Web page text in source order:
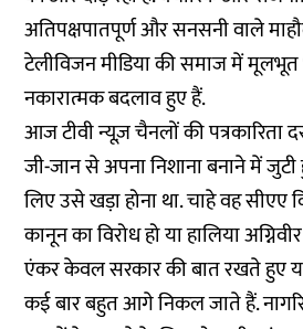
अतिपक्षपातपूर्ण और सनसनी वाले
टेलीविजन मीडिया की समाज में
नकारात्मक बदलाव हुए हैं.
आज टीवी न्यूज़ चैनलों की
जी-जान से अपना निशाना बनाने में
लिए उसे खड़ा होना था. चाहे वह सीएए
कानून का विरोध हो या हालिया
एंकर केवल सरकार की बात रखते हुए
कई बार बहुत आगे निकल जाते हैं.